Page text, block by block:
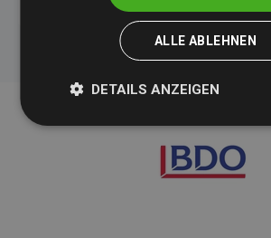
ALLE ABLEHNEN
DETAILS ANZEIGEN